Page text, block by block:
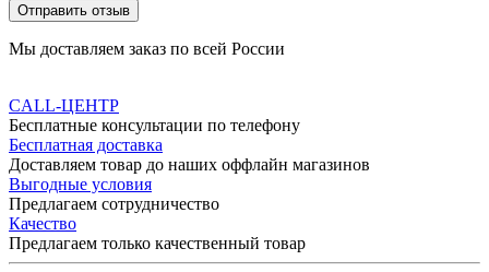
Отправить отзыв
Мы доставляем заказ по всей России
CALL-ЦЕНТР
Бесплатные консультации по телефону
Бесплатная доставка
Доставляем товар до наших оффлайн магазинов
Выгодные условия
Предлагаем сотрудничество
Качество
Предлагаем только качественный товар